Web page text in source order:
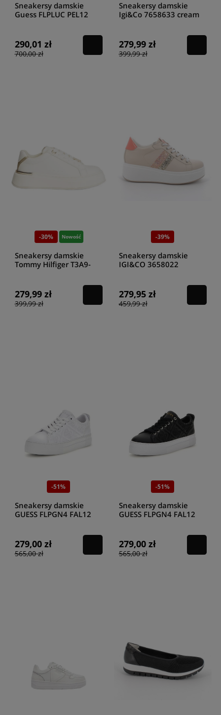
Sneakersy damskie
Guess FLPLUC PEL12
290,01 zł
700,00 zł
Sneakersy damskie
Igi&Co 7658633 cream
279,99 zł
399,99 zł
-30% Nowość
Sneakersy damskie
Tommy Hilfiger T3A9-
279,99 zł
399,99 zł
-39%
Sneakersy damskie
IGI&CO 3658022
279,95 zł
459,99 zł
-51%
Sneakersy damskie
GUESS FLPGN4 FAL12
279,00 zł
565,00 zł
-51%
Sneakersy damskie
GUESS FLPGN4 FAL12
279,00 zł
565,00 zł